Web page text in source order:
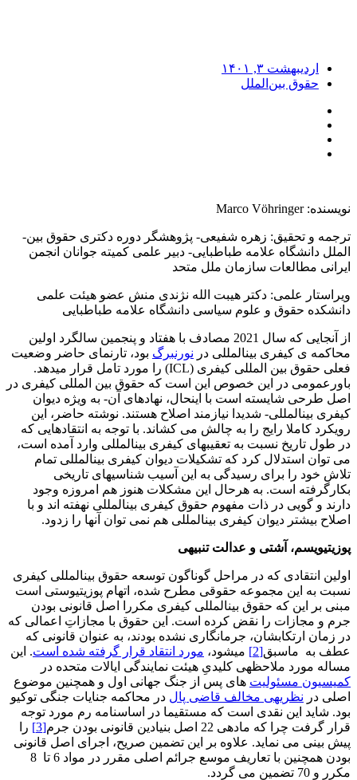
اردیبهشت ۳, ۱۴۰۱
حقوق بین‌الملل
نویسنده: Marco Vöhringer
ترجمه و تحقیق: زهره شفیعی- پژوهشگر دوره دکتری حقوق بین­
الملل دانشگاه علامه طباطبایی- دبیر علمی کمیته جوانان انجمن
ایرانی مطالعات سازمان ملل متحد
ویراستار علمی: دکتر هیبت الله نژندی منش عضو هیئت علمی
دانشکده حقوق و علوم سیاسی دانشگاه علامه طباطبایی
از آنجایی که سال 2021 مصادف با هفتاد و پنجمین سالگرد اولین
محاکمه­ ی کیفری بین­المللی در نورنبرگ بود، تارنمای حاضر وضعیت
فعلی حقوق بین­ المللی کیفری (ICL) را مورد تامل قرار می­دهد.
باورعمومی در این خصوص این است که حقوق بین­ المللی کیفری در
اصل طرحی شایسته است با اینحال، نهادهای آن- به ویژه دیوان
کیفری بین­المللی- شدیدا نیازمند اصلاح هستند. نوشته حاضر، این
رویکرد کاملا رایج را به چالش می کشاند. با توجه به انتقادهایی که
در طول تاریخ نسبت به تعقیب­های کیفری بین­المللی وارد آمده است،
می توان استدلال کرد که تشکیلات دیوان کیفری بین­المللی تمام
تلاش خود را برای رسیدگی به این آسیب شناسی­های تاریخی
بکارگرفته است. به هرحال این مشکلات هنوز هم امروزه وجود
دارند و گویی در ذات مفهوم حقوق کیفری بین­المللی نهفته اند و با
اصلاح بیشتر دیوان کیفری بین­المللی هم نمی توان آنها را زدود.
پوزیتیویسم، آشتی و عدالت تنبیهی
اولین انتقادی که در مراحل گوناگون توسعه حقوق بین­المللی کیفری
نسبت به این مجموعه حقوقی مطرح شده، اتهام پوزیتیوستی است
مبنی بر این که حقوق بین­المللی کیفری مکررا اصل قانونی بودن
جرم و مجازات را نقض کرده است. این حقوق با مجازاتِ اعمالی که
در زمان ارتکابشان، جرم­انگاری نشده بودند، به عنوان قانونی که
عطف به ماسبق[2] می­شود، مورد انتقاد قرار گرفته شده است. این
مساله مورد ملاحظه­ی کلیدیِ هیئت نمایندگی ایالات متحده در
کمیسیون مسئولیت های پس از جنگ جهانی اول و همچنین موضوع
اصلی در نظریه­ی مخالف قاضی پال در محاکمه جنایات جنگی توکیو
بود. شاید این نقدی است که مستقیما در اساسنامه رم مورد توجه
قرار گرفت چرا که ماده­ی 22 اصل بنیادین قانونی بودن جرم
[3]
را
پیش بینی می نماید. علاوه بر این تضمین صریح، اجرای اصل قانونی
بودن همچنین با تعاریف موسع جرائم اصلی مقرر در مواد 6 تا 8
مکرر و 70 تضمین می گردد.